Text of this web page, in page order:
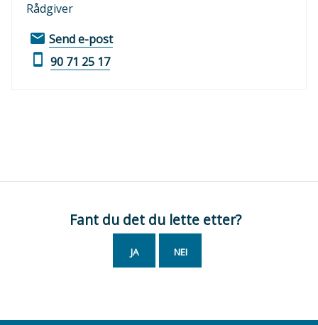
Rådgiver
E-
post
Send e-posttil
Mobil
90 71 25 17
Fant du det du lette etter?
JA NEI